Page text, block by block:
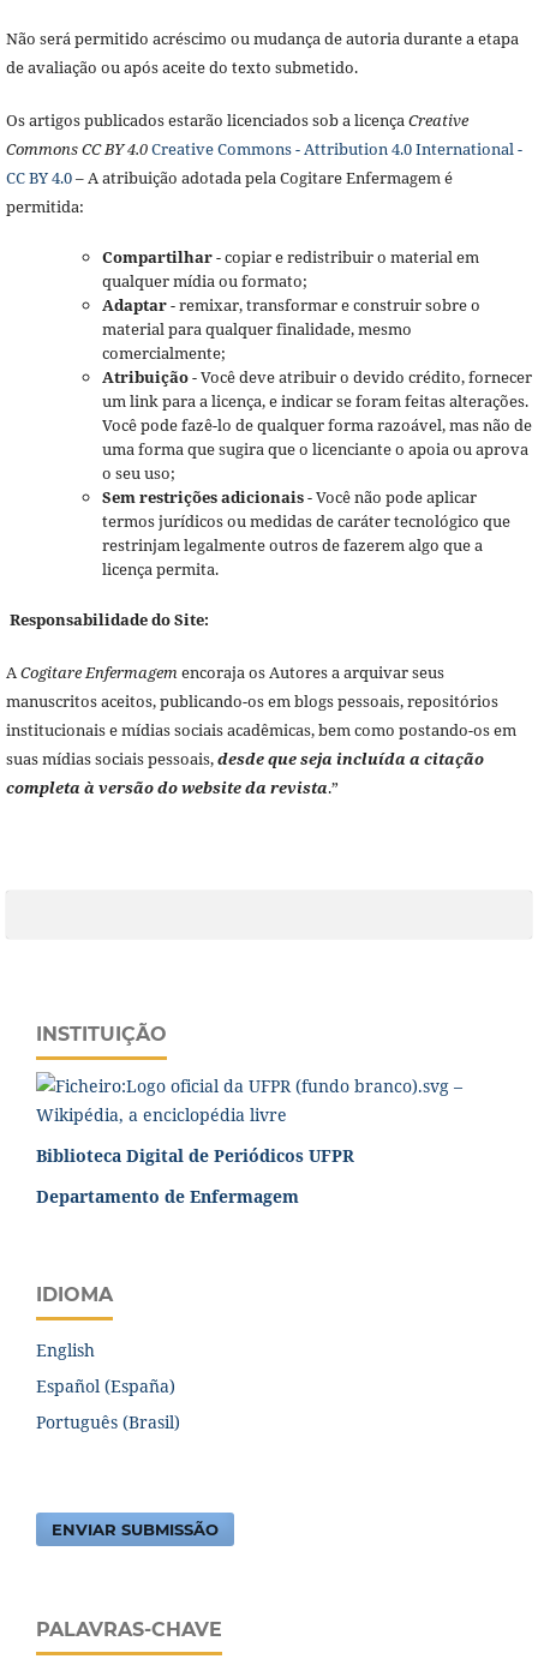
Não será permitido acréscimo ou mudança de autoria durante a etapa
de avaliação ou após aceite do texto submetido.
Os artigos publicados estarão licenciados sob a licençaCreative
Commons CC BY 4.0Creative Commons - Attribution 4.0 International -
CC BY 4.0– A atribuição adotada pela Cogitare Enfermagem é
permitida:
Compartilhar- copiar e redistribuir o material em
qualquer mídia ou formato;
Adaptar- remixar, transformar e construir sobre o
material para qualquer finalidade, mesmo
comercialmente;
Atribuição- Você deve atribuir o devido crédito, fornecer
um link para a licença, e indicar se foram feitas alterações.
Você pode fazê-lo de qualquer forma razoável, mas não de
uma forma que sugira que o licenciante o apoia ou aprova
o seu uso;
Sem restrições adicionais- Você não pode aplicar
termos jurídicos ou medidas de caráter tecnológico que
restrinjam legalmente outros de fazerem algo que a
licença permita.
Responsabilidade do Site:
ACogitare Enfermagemencoraja os Autores a arquivar seus
manuscritos aceitos, publicando-os em blogs pessoais, repositórios
institucionais e mídias sociais acadêmicas, bem como postando-os em
suas mídias sociais pessoais,desde que seja incluída a citação
completa à versão do website da revista.”
INSTITUIÇÃO
Biblioteca Digital de Periódicos UFPR
Departamento de Enfermagem
IDIOMA
English
Español (España)
Português (Brasil)
ENVIAR SUBMISSÃO
PALAVRAS-CHAVE